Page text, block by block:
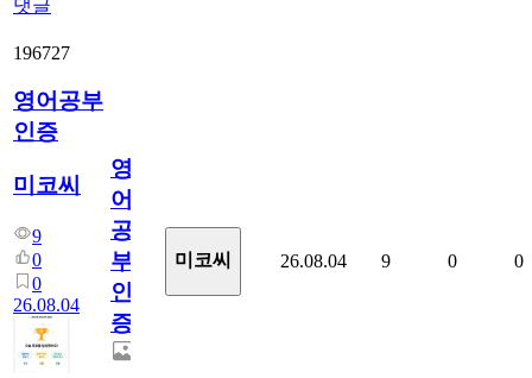
댓글
196727
영어공부
인증
미코씨
9
0
0
26.08.04
영
어
공
부
인
증
미코씨 26.08.04 9 0 0